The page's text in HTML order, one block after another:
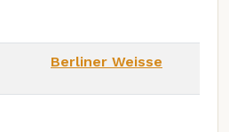
Berliner Weisse